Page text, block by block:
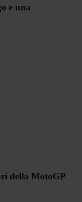
e una
della MotoGP